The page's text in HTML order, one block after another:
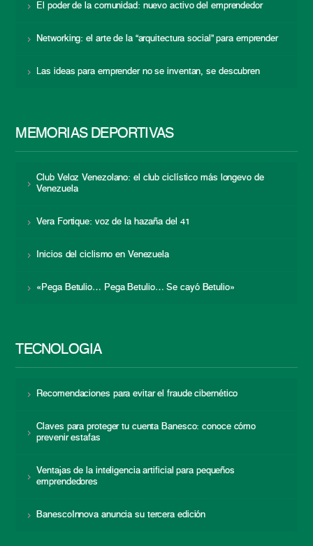
El poder de la comunidad: nuevo activo del emprendedor
Networking: el arte de la “arquitectura social” para emprender
Las ideas para emprender no se inventan, se descubren
MEMORIAS DEPORTIVAS
Club Veloz Venezolano: el club ciclístico más longevo de
Venezuela
Vera Fortique: voz de la hazaña del 41
Inicios del ciclismo en Venezuela
«Pega Betulio… Pega Betulio… Se cayó Betulio»
TECNOLOGÍA
Recomendaciones para evitar el fraude cibernético
Claves para proteger tu cuenta Banesco: conoce cómo
prevenir estafas
Ventajas de la inteligencia artificial para pequeños
emprendedores
BanescoInnova anuncia su tercera edición